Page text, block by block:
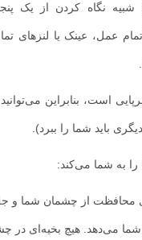
نگاه کردن از یک پنجره
عینک یا لنزهای
بنابراین می‌توانید بعد
شما را ببرد).
شما می‌کند:
از چشمان شما و
هیچ بخیه‌ای در